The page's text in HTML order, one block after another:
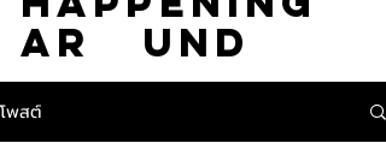
Ar und
โพสต์